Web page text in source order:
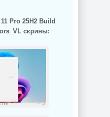
Pro 25H2 Build
скрины: